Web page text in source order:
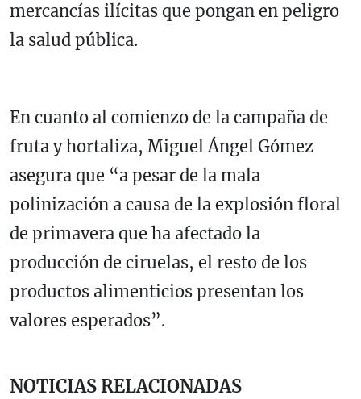
mercancías ilícitas que pongan en peligro
la salud pública.
En cuanto al comienzo de la campaña de
fruta y hortaliza, Miguel Ángel Gómez
asegura que “a pesar de la mala
polinización a causa de la explosión floral
de primavera que ha afectado la
producción de ciruelas, el resto de los
productos alimenticios presentan los
valores esperados”.
NOTICIAS RELACIONADAS